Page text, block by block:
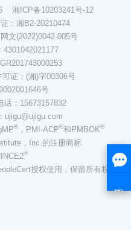
湘ICP备10203241号-12
：湘B2-20210474
文(2022)0042-005号
4301042021177
证：(湘)字00306号
号
话：15673157832
ujigu@ujigu.com
®，PMI-ACP®和PMBOK®
，Inc.的注册商标
®
授权使用，保留所有权利